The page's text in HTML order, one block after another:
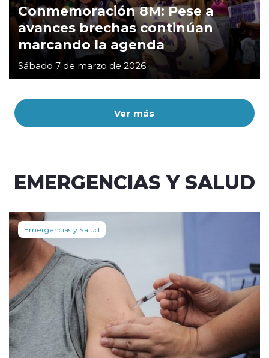
Ver más
Conmemoración 8M: Pese a
avances brechas continúan
marcando la agenda
Sábado 7 de marzo de 2026
EMERGENCIAS Y SALUD
Emergencias y Salud